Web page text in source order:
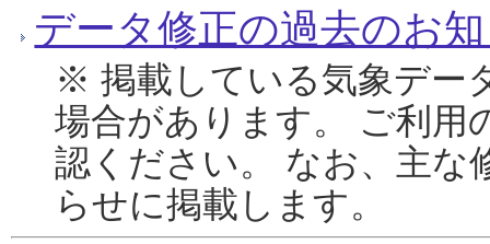
データ修正の過去のお
※ 掲載している気象デー
場合があります。 ご利用
認ください。 なお、主な
らせに掲載します。